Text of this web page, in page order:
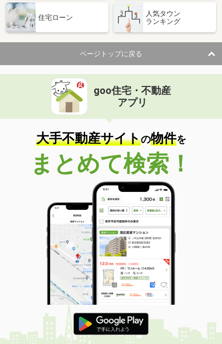
住宅ローン
人気タウン
ランキング
ページトップに戻る
goo住宅・不動産
アプリ
大手不動産サイトの物件を
まとめて検索！